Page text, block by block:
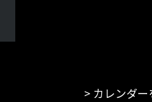
カレンダ